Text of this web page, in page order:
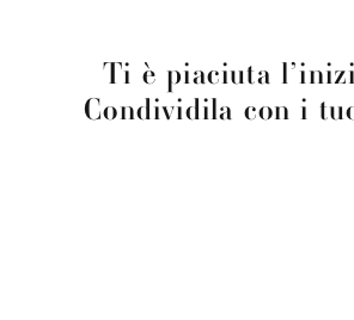
Ti è piaciuta
Condividila con i